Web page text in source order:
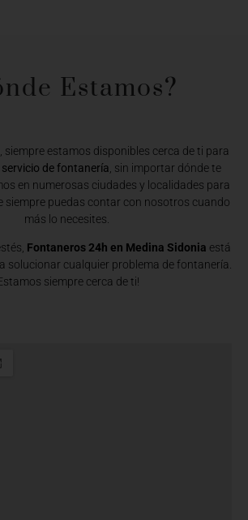
Estamos?​
siempre estamos disponibles cerca de ti para
servicio de fontanería , sin importar dónde te
en numerosas ciudades y localidades para
siempre puedas contar con nosotros cuando
más lo necesites.
Fontaneros 24h en Medina Sidonia está
solucionar cualquier problema de fontanería.
siempre cerca de ti!